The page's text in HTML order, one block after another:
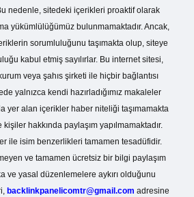
nedenle, sitedeki içerikleri proaktif olarak
yükümlülüğümüz bulunmamaktadır. Ancak,
sorumluluğunu taşımakta olup, siteye
kabul etmiş sayılırlar. Bu internet sitesi,
veya şahıs şirketi ile hiçbir bağlantısı
yalnızca kendi hazırladığımız makaleler
yer alan içerikler haber niteliği taşımamakta
hakkında paylaşım yapılmamaktadır.
ile isim benzerlikleri tamamen tesadüfidir.
ve tamamen ücretsiz bir bilgi paylaşım
ve yasal düzenlemelere aykırı olduğunu
backlinkpanelicomtr@gmail.com adresine